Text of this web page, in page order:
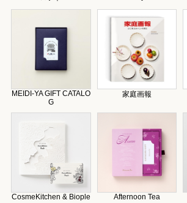
MEIDI-YA GIFT CATALO
G
家庭画報
CosmeKitchen & Biople Afternoon Tea